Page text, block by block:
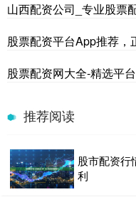
山西配资公司_专业股票
股票配资平台App推荐，
股票配资网大全-精选平
推荐阅读
股市配资行
利